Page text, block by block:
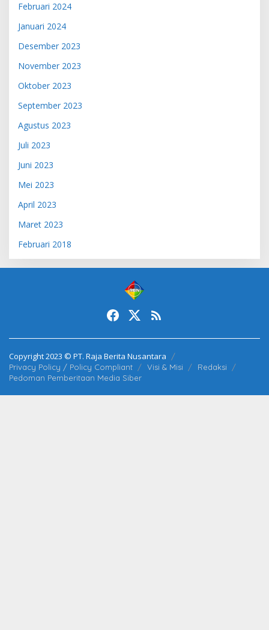
Februari 2024
Januari 2024
Desember 2023
November 2023
Oktober 2023
September 2023
Agustus 2023
Juli 2023
Juni 2023
Mei 2023
April 2023
Maret 2023
Februari 2018
Copyright 2023 © PT. Raja Berita Nusantara
Privacy Policy / Policy Compliant Visi & Misi
Redaksi
Pedoman Pemberitaan Media Siber